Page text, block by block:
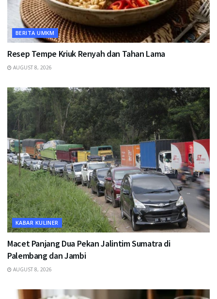
BERITA UMKM
Resep Tempe Kriuk Renyah dan Tahan Lama
AUGUST 8, 2026
KABAR KULINER
Macet Panjang Dua Pekan Jalintim Sumatra di
Palembang dan Jambi
AUGUST 8, 2026